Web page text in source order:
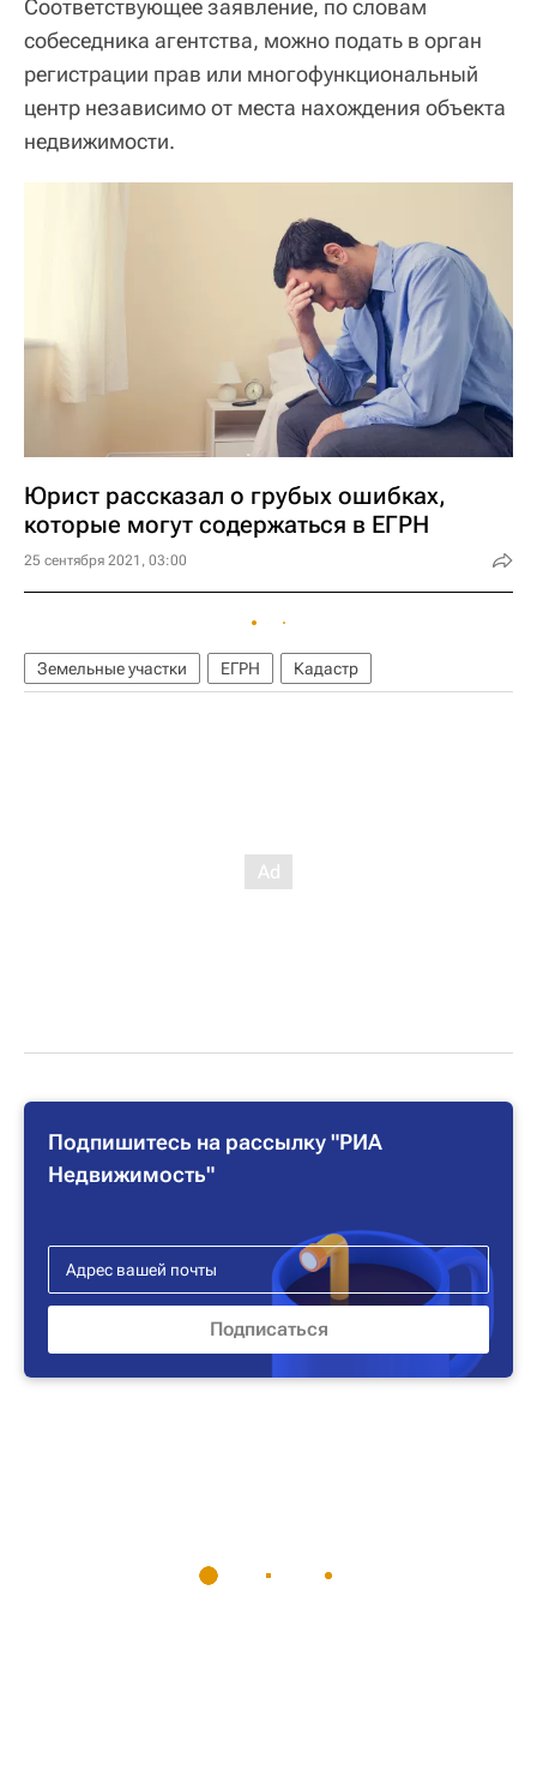
Соответствующее заявление, по словам
собеседника агентства, можно подать в орган
регистрации прав или многофункциональный
центр независимо от места нахождения объекта
недвижимости.
Юрист рассказал о грубых ошибках,
которые могут содержаться в ЕГРН
25 сентября 2021, 03:00
Земельные участки ЕГРН Кадастр
Подпишитесь на рассылку "РИА
Недвижимость"